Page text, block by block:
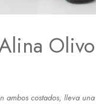
Olivo
ambos costados, lleva